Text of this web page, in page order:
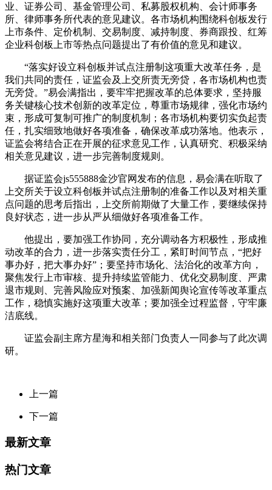
业、证券公司、基金管理公司、私募股权机构、会计师事务
所、律师事务所代表的意见建议。各市场机构围绕科创板发行
上市条件、定价机制、交易制度、减持制度、券商跟投、红筹
企业科创板上市等热点问题提出了有价值的意见和建议。
“落实好设立科创板并试点注册制这项重大改革任务，是
我们共同的责任，证监会及上交所责无旁贷，各市场机构也责
无旁贷。”易会满指出，要牢牢把握改革的总体要求，坚持服
务关键核心技术创新的改革定位，尊重市场规律，强化市场约
束，形成可复制可推广的制度机制；各市场机构要切实负起责
任，扎实细致地做好各项准备，确保改革成功落地。他表示，
证监会将结合正在开展的征求意见工作，认真研究、积极采纳
相关意见建议，进一步完善制度规则。
据证监会js555888金沙官网发布的信息，易会满在听取了
上交所关于设立科创板并试点注册制的准备工作以及对相关重
点问题的思考后指出，上交所前期做了大量工作，要继续保持
良好状态，进一步从严从细做好各项准备工作。
他提出，要加强工作协同，充分调动各方积极性，形成推
动改革的合力，进一步落实责任分工，紧盯时间节点，“把好
事办好，把大事办好”；要坚持市场化、法治化的改革方向，
聚焦发行上市审核、提升持续监管能力、优化交易制度、严肃
退市规则、完善风险应对预案、加强新闻舆论宣传等改革重点
工作，稳慎实施好这项重大改革；要加强全过程监督，守牢廉
洁底线。
证监会副主席方星海和相关部门负责人一同参与了此次调
研。
上一篇
下一篇
最新文章
热门文章